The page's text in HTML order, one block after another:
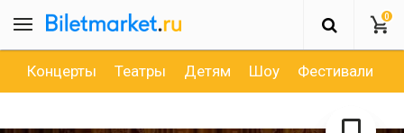
0
Концерты Театры Детям Шоу Фестивали